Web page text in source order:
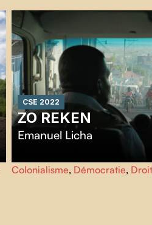
mettant en contraste les étapes
Montréal avec l'expérience réelle
révélée dans de puissants
CSE 2022
ZO REKEN
Emanuel Licha
À Port-au-Prince, le 4x4 d’une
est détourné de son usage habituel
Colonialisme, Démocratie,